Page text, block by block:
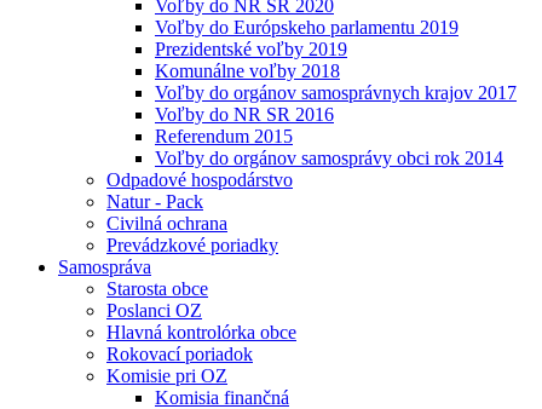
Voľby do NR SR 2020
Voľby do Európskeho parlamentu 2019
Prezidentské voľby 2019
Komunálne voľby 2018
Voľby do orgánov samosprávnych krajov 2017
Voľby do NR SR 2016
Referendum 2015
Voľby do orgánov samosprávy obci rok 2014
Odpadové hospodárstvo
Natur - Pack
Civilná ochrana
Prevádzkové poriadky
Samospráva
Starosta obce
Poslanci OZ
Hlavná kontrolórka obce
Rokovací poriadok
Komisie pri OZ
Komisia finančná